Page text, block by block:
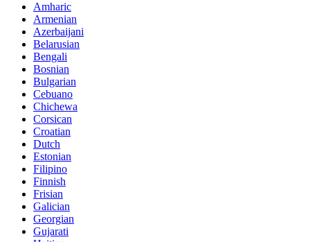
Amharic
Armenian
Azerbaijani
Belarusian
Bengali
Bosnian
Bulgarian
Cebuano
Chichewa
Corsican
Croatian
Dutch
Estonian
Filipino
Finnish
Frisian
Galician
Georgian
Gujarati